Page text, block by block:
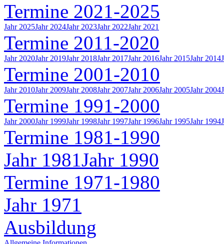
Termine 2021-2025
Jahr 2025Jahr 2024Jahr 2023Jahr 2022Jahr 2021
Termine 2011-2020
Jahr 2020Jahr 2019Jahr 2018Jahr 2017Jahr 2016Jahr 2015Jahr 2014
Termine 2001-2010
Jahr 2010Jahr 2009Jahr 2008Jahr 2007Jahr 2006Jahr 2005Jahr 2004
Termine 1991-2000
Jahr 2000Jahr 1999Jahr 1998Jahr 1997Jahr 1996Jahr 1995Jahr 1994
Termine 1981-1990
Jahr 1981Jahr 1990
Termine 1971-1980
Jahr 1971
Ausbildung